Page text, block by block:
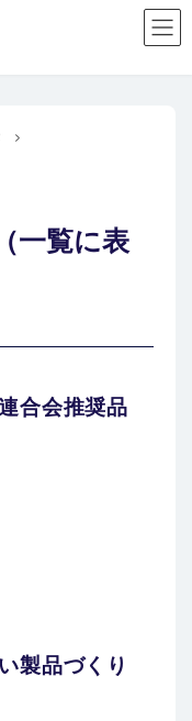
一覧に表
合会推奨品
製品づくり